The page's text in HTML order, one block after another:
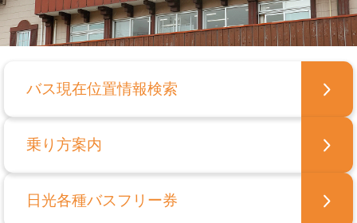
バス現在位置情報検索
乗り方案内
日光各種バスフリー券